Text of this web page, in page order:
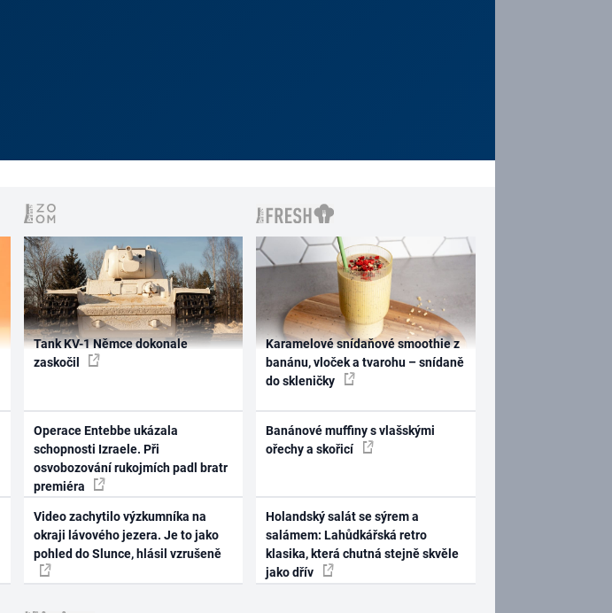
Tank KV-1 Němce dokonale
zaskočil
Operace Entebbe ukázala
schopnosti Izraele. Při
osvobozování rukojmích padl bratr
premiéra
Video zachytilo výzkumníka na
okraji lávového jezera. Je to jako
pohled do Slunce, hlásil vzrušeně
Karamelové snídaňové smoothie z
banánu, vloček a tvarohu – snídaně
do skleničky
Banánové muffiny s vlašskými
ořechy a skořicí
Holandský salát se sýrem a
salámem: Lahůdkářská retro
klasika, která chutná stejně skvěle
jako dřív